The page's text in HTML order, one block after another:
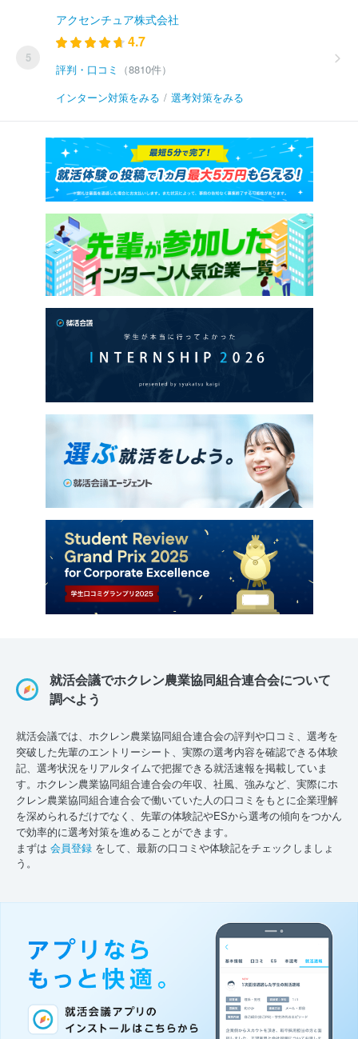
5
アクセンチュア株式会社
4.7
評判・口コミ
（8810件）
インターン対策をみる / 選考対策をみる
就活会議でホクレン農業協同組合連合会について
調べよう
就活会議では、ホクレン農業協同組合連合会の評判や口コミ、選考を
突破した先輩のエントリーシート、実際の選考内容を確認できる体験
記、選考状況をリアルタイムで把握できる就活速報を掲載していま
す。ホクレン農業協同組合連合会の年収、社風、強みなど、実際にホ
クレン農業協同組合連合会で働いていた人の口コミをもとに企業理解
を深められるだけでなく、先輩の体験記やESから選考の傾向をつかん
で効率的に選考対策を進めることができます。
まずは 会員登録 をして、最新の口コミや体験記をチェックしましょ
う。